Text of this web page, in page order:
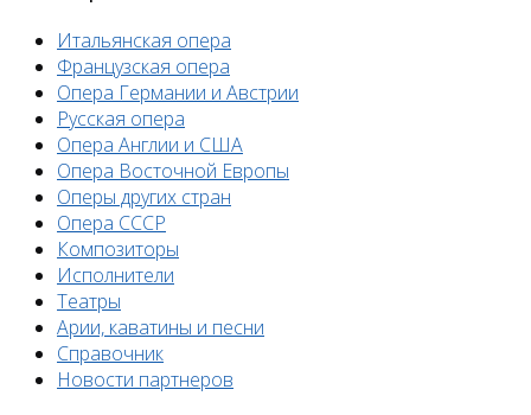
Итальянская опера
Французская опера
Опера Германии и Австрии
Русская опера
Опера Англии и США
Опера Восточной Европы
Оперы других стран
Опера СССР
Композиторы
Исполнители
Театры
Арии, каватины и песни
Справочник
Новости партнеров